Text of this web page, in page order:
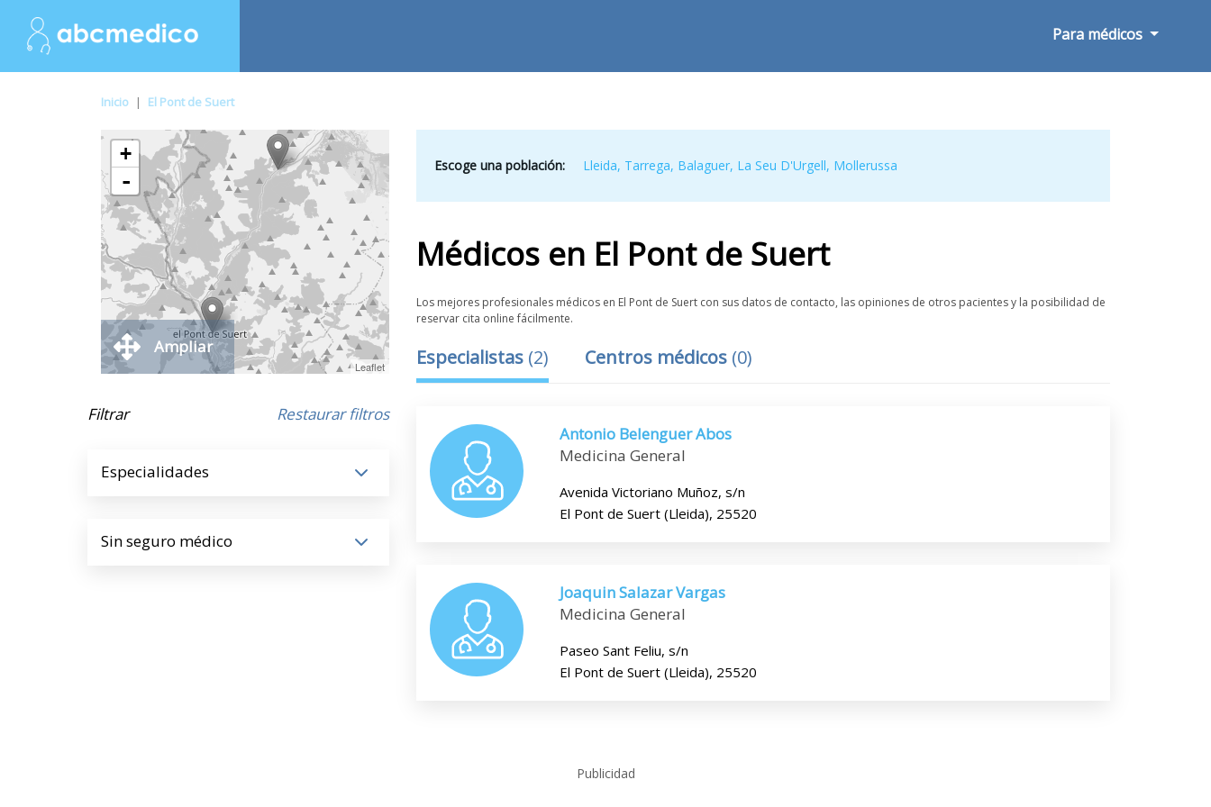
Para médicos
Inicio | El Pont de Suert
+
-
Leaflet
Ampliar
Filtrar Restaurar filtros
Especialidades
Sin seguro médico
Escoge una población: Lleida, Tarrega, Balaguer, La Seu D'Urgell, Mollerussa
Médicos en El Pont de Suert
Los mejores profesionales médicos en El Pont de Suert con sus datos de contacto, las opiniones de otros pacientes y la posibilidad de
reservar cita online fácilmente.
Especialistas (2) Centros médicos (0)
Antonio Belenguer Abos
Medicina General
Avenida Victoriano Muñoz, s/n
El Pont de Suert (Lleida), 25520
Joaquin Salazar Vargas
Medicina General
Paseo Sant Feliu, s/n
El Pont de Suert (Lleida), 25520
Publicidad